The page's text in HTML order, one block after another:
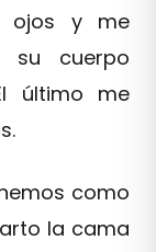
ojos y me
su cuerpo
último me
como
la cama